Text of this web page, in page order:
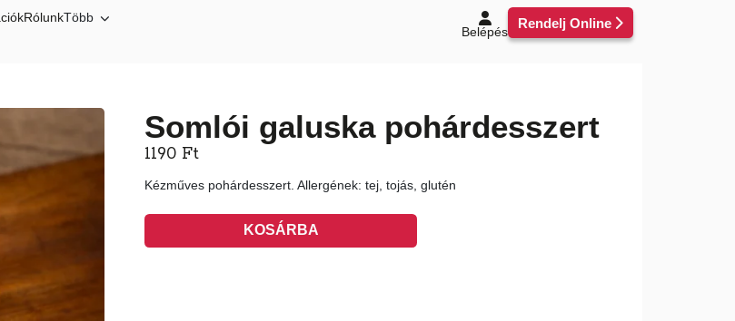
RólunkTöbb
Belépés
Rendelj Online
Somlói galuska pohárdesszert
1190 Ft
Kézműves pohárdesszert. Allergének: tej, tojás, glutén
KOSÁRBA